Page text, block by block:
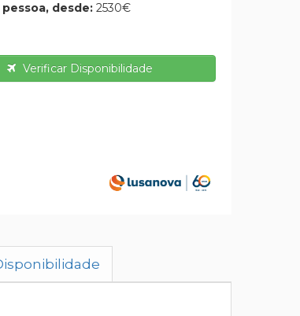
desde: 2530€
Verificar Disponibilidade